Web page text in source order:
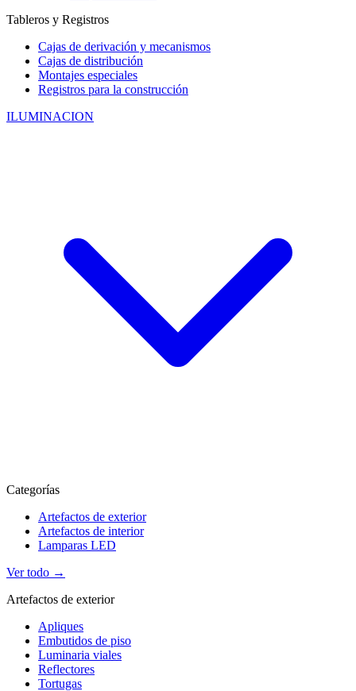
Tableros y Registros
Cajas de derivación y mecanismos
Cajas de distribución
Montajes especiales
Registros para la construcción
ILUMINACION
Categorías
Artefactos de exterior
Artefactos de interior
Lamparas LED
Ver todo →
Artefactos de exterior
Apliques
Embutidos de piso
Luminaria viales
Reflectores
Tortugas